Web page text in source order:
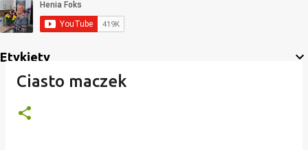
Etykiety
Ciasto maczek